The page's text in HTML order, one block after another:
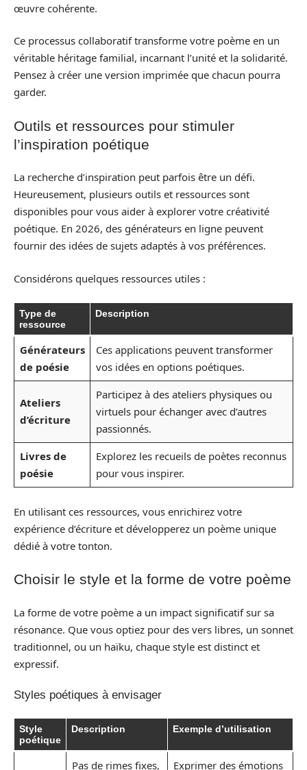
œuvre cohérente.
Ce processus collaboratif transforme votre poème en un
véritable héritage familial, incarnant l’unité et la solidarité.
Pensez à créer une version imprimée que chacun pourra
garder.
Outils et ressources pour stimuler
l’inspiration poétique
La recherche d’inspiration peut parfois être un défi.
Heureusement, plusieurs outils et ressources sont
disponibles pour vous aider à explorer votre créativité
poétique. En 2026, des générateurs en ligne peuvent
fournir des idées de sujets adaptés à vos préférences.
Considérons quelques ressources utiles :
Type de
ressource
Description
Générateurs
de poésie
Ces applications peuvent transformer
vos idées en options poétiques.
Ateliers
d’écriture
Participez à des ateliers physiques ou
virtuels pour échanger avec d’autres
passionnés.
Livres de
poésie
Explorez les recueils de poètes reconnus
pour vous inspirer.
En utilisant ces ressources, vous enrichirez votre
expérience d’écriture et développerez un poème unique
dédié à votre tonton.
Choisir le style et la forme de votre poème
La forme de votre poème a un impact significatif sur sa
résonance. Que vous optiez pour des vers libres, un sonnet
traditionnel, ou un haïku, chaque style est distinct et
expressif.
Styles poétiques à envisager
Style
poétique
Description Exemple d’utilisation
Pas de rimes fixes, Exprimer des émotions